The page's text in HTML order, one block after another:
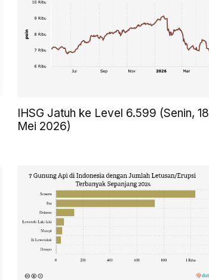
IHSG Jatuh ke Level 6.599 (Senin, 18
Mei 2026)